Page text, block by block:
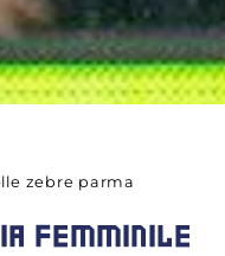
zebre parma
FEMMINILE